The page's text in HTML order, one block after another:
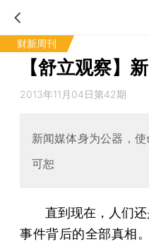
财新周刊
【舒立观察】
2013年11月04日第42期
新闻媒体身为公器，
可恕
直到现在，人们还
事件背后的全部真相